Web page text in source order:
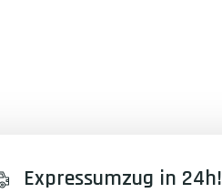
Expressumzug in 24h!